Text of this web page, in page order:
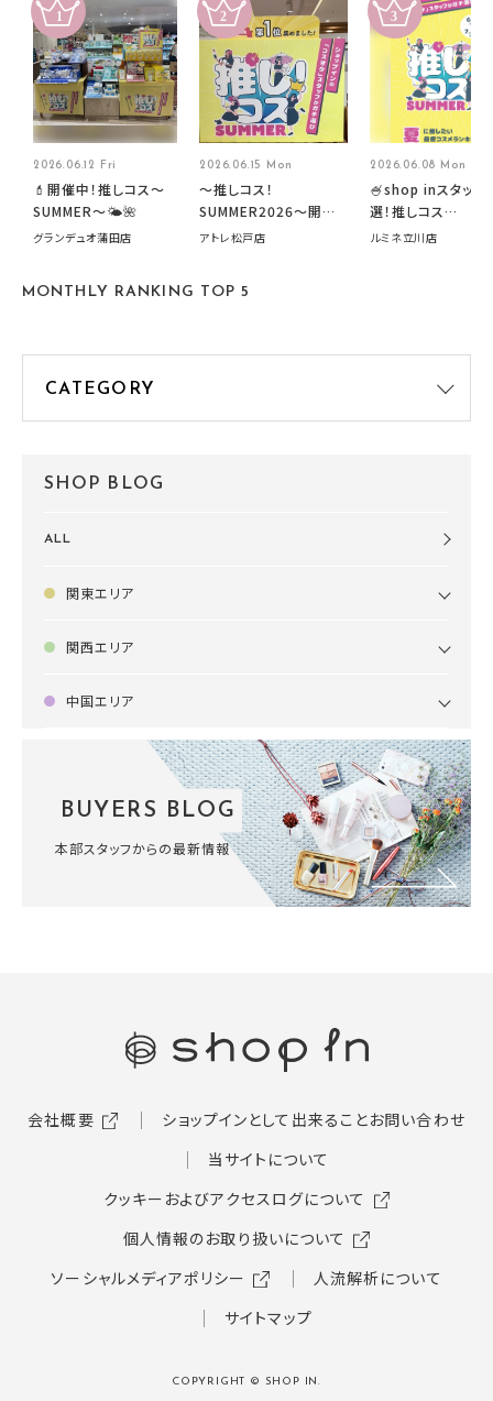
2026.06.12 Fri
💄開催中！推しコス〜
SUMMER〜🌤️🌺
グランデュオ蒲田店
2026.06.15 Mon
～推しコス！
SUMMER2026～開催
中です！
アトレ松戸店
2026.06.08 Mon
🍧shop inスタッフ
選！推しコス
summer2026開催
ルミネ立川店
MONTHLY RANKING TOP 5
SHOP BLOG
ALL
関東エリア
関西エリア
中国エリア
BUYERS BLOG
本部スタッフからの最新情報
会社概要 ショップインとして出来ることお問い合わせ
当サイトについて
クッキーおよびアクセスログについて
個人情報のお取り扱いについて
ソーシャルメディアポリシー
人流解析について
サイトマップ
COPYRIGHT © SHOP IN.